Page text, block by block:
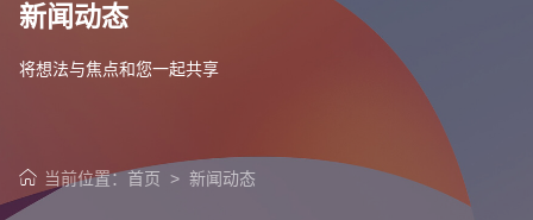
新闻动态
将想法与焦点和您一起共享
当前位置： 首页 > 新闻动态